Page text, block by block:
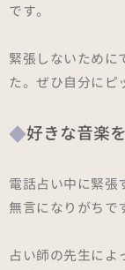
です。
緊張しないために
た。ぜひ自分にピ
好きな音楽
電話占い中に緊張
無言になりがちで
占い師の先生によ